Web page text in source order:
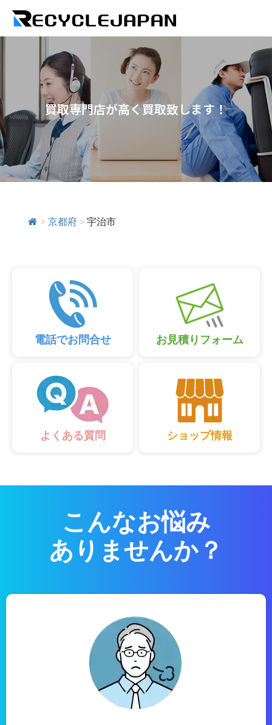
買取専門店が高く買取致します！
> 京都府 > 宇治市
電話でお問合せ お見積りフォーム
よくある質問 ショップ情報
こんなお悩み
ありませんか？